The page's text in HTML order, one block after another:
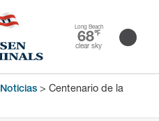
Long Beach
68℉
clear sky
Noticias > Centenario de la